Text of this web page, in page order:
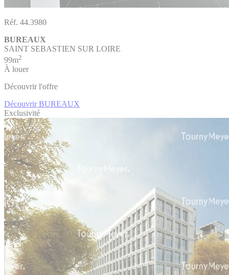
Réf. 44.3980
BUREAUX
SAINT SEBASTIEN SUR LOIRE
99m2
À louer
Découvrir l'offre
Découvrir BUREAUX
Exclusivité